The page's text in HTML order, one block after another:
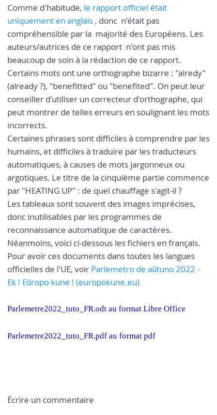
Comme d'habitude, le rapport officiel était
uniquement en anglais , donc n'était pas
compréhensible par la majorité des Européens. Les
auteurs/autrices de ce rapport n'ont pas mis
beaucoup de soin à la rédaction de ce rapport.
Certains mots ont une orthographe bizarre : "alredy"
(already ?), "benefitted" ou "benefited". On peut leur
conseiller d'utiliser un correcteur d'orthographe, qui
peut montrer de telles erreurs en soulignant les mots
incorrects.
Certaines phrases sont difficiles à comprendre par les
humains, et difficiles à traduire par les traducteurs
automatiques, à causes de mots jargonneux ou
argotiques. Le titre de la cinquième partie commence
par "HEATING UP" : de quel chauffage s'agit-il ?
Les tableaux sont souvent des images imprécises,
donc inutilisables par les programmes de
reconnaissance automatique de caractères.
Néanmoins, voici ci-dessous les fichiers en français.
Pour avoir ces documents dans toutes les langues
officielles de l'UE, voir Parlemetro de aŭtuno 2022 -
Ek ! Eŭropo kune ! (europokune.eu)
Parlemetre2022_tuto_FR.odt au format Libre Office
Parlemetre2022_tuto_FR.pdf au format pdf
Écrire un commentaire